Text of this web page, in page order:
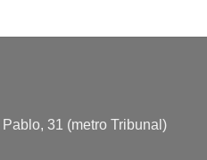
31 (metro Tribunal)